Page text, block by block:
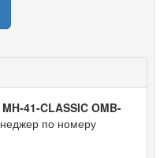
MH-41-CLASSIC OMB-
по номеру